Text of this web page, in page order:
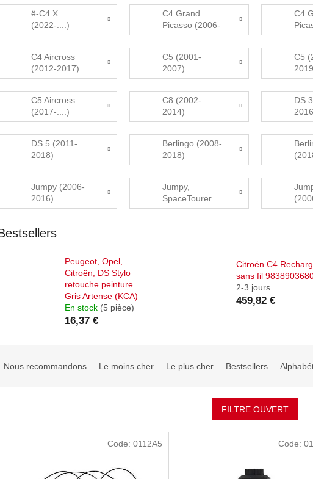
ë-C4 X
(2022-....)
C4 Grand
Picasso (2006-
2013)
C4
C4 Aircross
(2012-2017)
C5 (2001-
2007)
C5
C5 Aircross
(2017-....)
C8 (2002-
2014)
DS
DS 5 (2011-
2018)
Berlingo (2008-
2018)
Jumpy (2006-
2016)
Jumpy,
SpaceTourer
(2016-...)
Peugeot, Opel,
Citroën, DS Stylo
retouche peinture
Gris Artense (KCA)
En stock (5 pièce)
16,37 €
Citroën C4
sans fil
2-3 jours
459,82 €
Nous recommandons Le moins cher Le plus cher Bestsellers
FILTRE OUVERT
Code: 0112A5 Code: